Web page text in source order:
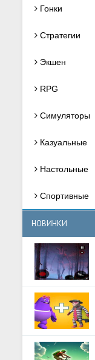
Гонки
Стратегии
Экшен
RPG
Симуляторы
Казуальные
Настольные
Спортивные
НОВИНКИ